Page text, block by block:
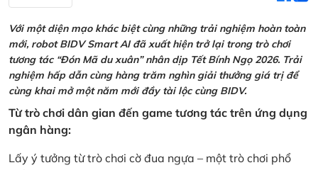
Với một diện mạo khác biệt cùng những trải nghiệm hoàn toàn
mới, robot BIDV Smart AI đã xuất hiện trở lại trong trò chơi
tương tác “Đón Mã du xuân” nhân dịp Tết Bính Ngọ 2026. Trải
nghiệm hấp dẫn cùng hàng trăm nghìn giải thưởng giá trị để
cùng khai mở một năm mới đầy tài lộc cùng BIDV.
Từ trò chơi dân gian đến game tương tác trên ứng dụng
ngân hàng:
Lấy ý tưởng từ trò chơi cờ đua ngựa – một trò chơi phổ